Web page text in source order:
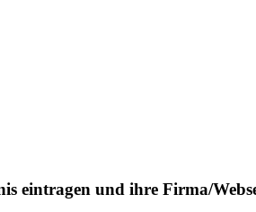
eintragen und ihre Firma/